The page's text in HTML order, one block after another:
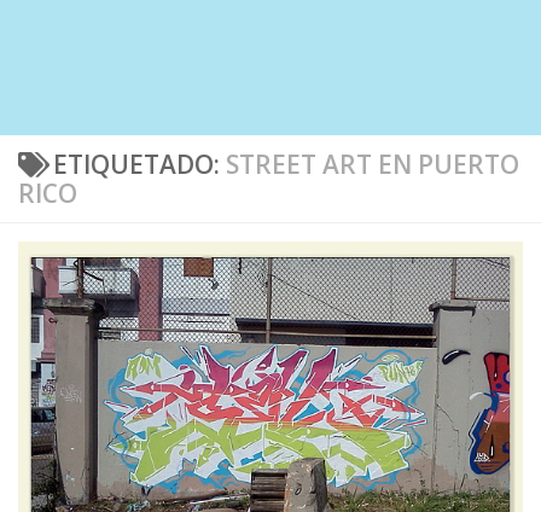
ETIQUETADO: STREET ART EN PUERTO
RICO